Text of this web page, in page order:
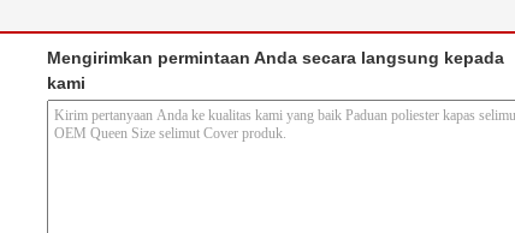
Mengirimkan permintaan Anda secara langsung kepada
kami